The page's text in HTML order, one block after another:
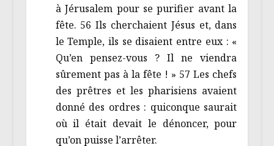
à Jérusalem pour se purifier avant la
fête. 56 Ils cherchaient Jésus et, dans
le Temple, ils se disaient entre eux : «
Qu’en pensez-vous ? Il ne viendra
sûrement pas à la fête ! » 57 Les chefs
des prêtres et les pharisiens avaient
donné des ordres : quiconque saurait
où il était devait le dénoncer, pour
qu’on puisse l’arrêter.